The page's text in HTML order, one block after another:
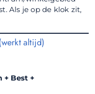
Als je op de klok zit,
altijd)
Best +